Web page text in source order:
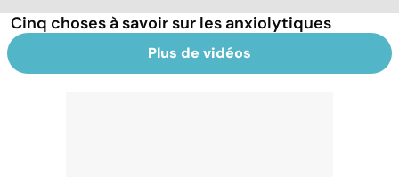
Cinq choses à savoir sur les anxiolytiques
Plus de vidéos